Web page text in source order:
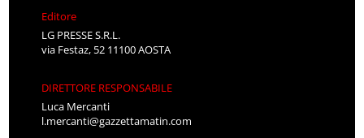
Editore
LG PRESSE S.R.L.
via Festaz, 52 11100 AOSTA
DIRETTORE RESPONSABILE
Luca Mercanti
l.mercanti@gazzettamatin.com